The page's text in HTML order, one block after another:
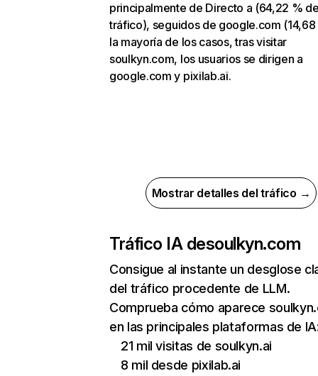
principalmente de Directo a (64,22 %
tráfico), seguidos de google.com (14,68
la mayoría de los casos, tras visitar
soulkyn.com, los usuarios se dirigen a
google.com y pixilab.ai.
Mostrar detalles del tráfico →
Tráfico IA desoulkyn.com
Consigue al instante un desglose
del tráfico procedente de LLM.
Comprueba cómo aparece
en las principales plataformas de
21 mil visitas de soulkyn.ai
8 mil desde pixilab.ai